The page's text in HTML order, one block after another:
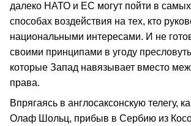
далеко НАТО и ЕС могут пойти в
способах воздействия на тех, кто
национальными интересами. И не
своими принципами в угоду
которые Запад навязывает вместо
права.
Впрягаясь в англосаксонскую телегу,
Олаф Шольц, прибыв в Сербию из